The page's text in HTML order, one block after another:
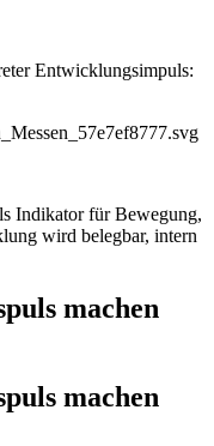
Entwicklungsimpuls:
Indikator für Bewegung,
wird belegbar, intern
machen
machen